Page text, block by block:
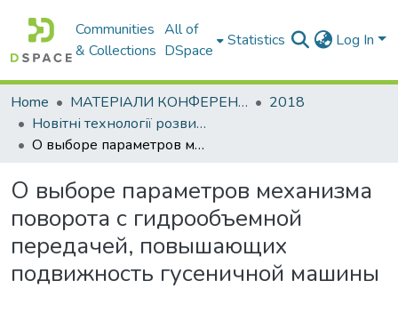
Communities
& Collections
All of
DSpace
Statistics Log In
Home МАТЕРІАЛИ КОНФЕРЕНЦІЙ
2018
Новітні технології розвитку автомобільного транспорту
О выборе параметров механизма поворота с гидрообъемной передачей, повышающих подвижность гусеничной машины
О выборе параметров механизма
поворота с гидрообъемной
передачей, повышающих
подвижность гусеничной машины